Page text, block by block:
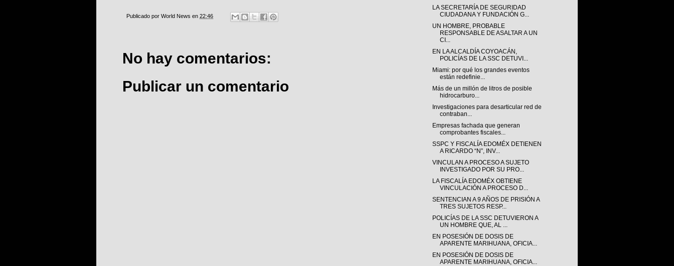
Publicado por World News en 22:46
No hay comentarios:
Publicar un comentario
LA SECRETARÍA DE SEGURIDAD
CIUDADANA Y FUNDACIÓN G...
UN HOMBRE, PROBABLE
RESPONSABLE DE ASALTAR A UN
CI...
EN LA ALCALDÍA COYOACÁN,
POLICÍAS DE LA SSC DETUVI...
Miami: por qué los grandes eventos
están redefinie...
Más de un millón de litros de posible
hidrocarburo...
Investigaciones para desarticular red de
contraban...
Empresas fachada que generan
comprobantes fiscales...
SSPC Y FISCALÍA EDOMÉX DETIENEN
A RICARDO “N”, INV...
VINCULAN A PROCESO A SUJETO
INVESTIGADO POR SU PRO...
LA FISCALÍA EDOMÉX OBTIENE
VINCULACIÓN A PROCESO D...
SENTENCIAN A 9 AÑOS DE PRISIÓN A
TRES SUJETOS RESP...
POLICÍAS DE LA SSC DETUVIERON A
UN HOMBRE QUE, AL ...
EN POSESIÓN DE DOSIS DE
APARENTE MARIHUANA, OFICIA...
EN POSESIÓN DE DOSIS DE
APARENTE MARIHUANA, OFICIA...